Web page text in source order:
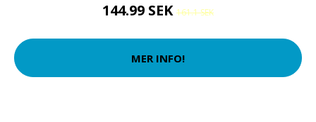
144.99 SEK 161.1 SEK
MER INFO!